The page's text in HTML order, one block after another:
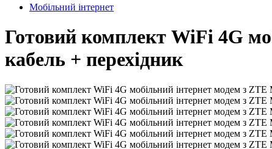
Мобільний інтернет
Готовий комплект WiFi 4G
кабель + перехідник